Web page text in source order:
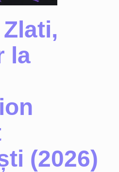
la
(2026)